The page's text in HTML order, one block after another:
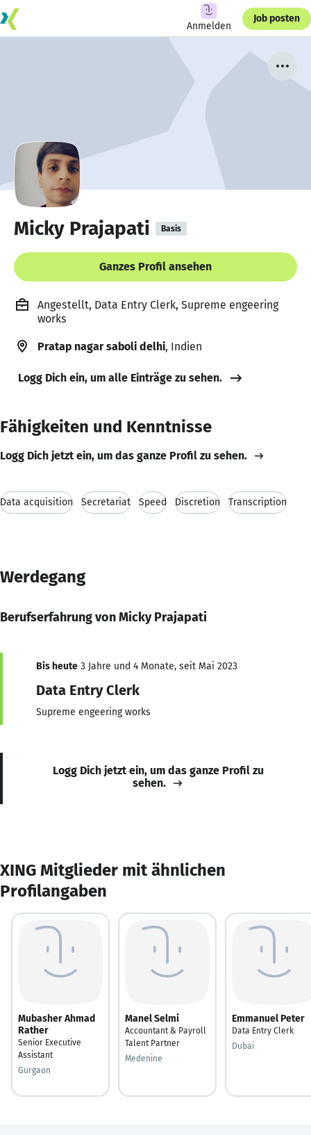
Anmelden
Job posten
Micky Prajapati Basis
Ganzes Profil ansehen
Angestellt, Data Entry Clerk, Supreme engeering
works
Pratap nagar saboli delhi, Indien
Logg Dich ein, um alle Einträge zu sehen.
Fähigkeiten und Kenntnisse
Logg Dich jetzt ein, um das ganze Profil zu sehen.
Data acquisition Secretariat Speed Discretion Transcription
Werdegang
Berufserfahrung von Micky Prajapati
Bis heute 3 Jahre und 4 Monate, seit Mai 2023
Data Entry Clerk
Supreme engeering works
Logg Dich jetzt ein, um das ganze Profil zu
sehen.
XING Mitglieder mit ähnlichen
Profilangaben
Mubasher Ahmad
Rather
Senior Executive
Assistant
Gurgaon
Manel Selmi
Accountant & Payroll
Talent Partner
Medenine
Emmanuel Peter
Data Entry Clerk
Dubai